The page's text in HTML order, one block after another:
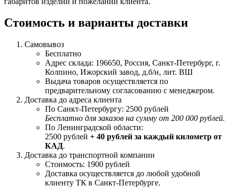
Стоимость и варианты доставки
Самовывоз
Бесплатно
Адрес склада: 196650, Россия, Санкт-Петербург, г.
Колпино, Ижорский завод, д.б/н, лит. ВШ
Выдача товаров осуществляется по
предварительному согласованию с менеджером.
Доставка до адреса клиента
По Санкт-Петербургу: 2500 рублей
Бесплатно для заказов на сумму от 200 000 рублей.
По Ленинградской области:
2500 рублей + 40 рублей за каждый километр от
КАД.
Доставка до транспортной компании
Стоимость: 1900 рублей
Доставка осуществляется до любой удобной
клиенту ТК в Санкт-Петербурге.